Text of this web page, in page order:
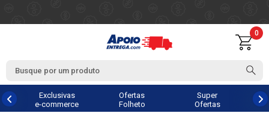
0
Exclusivas
e-commerce
Ofertas
Folheto
Super
Ofertas